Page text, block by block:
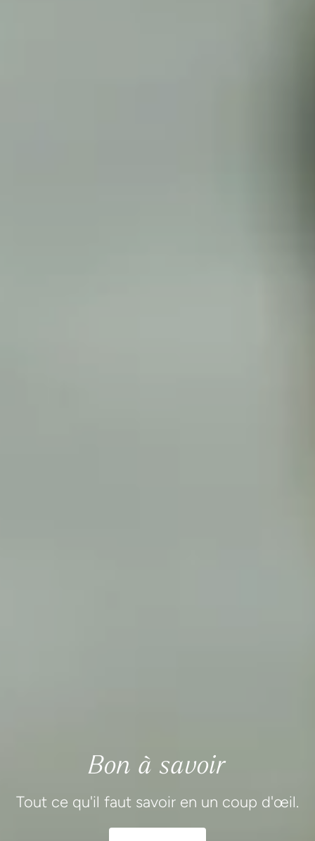
Bon à savoir
Tout ce qu'il faut savoir en un coup d'œil.